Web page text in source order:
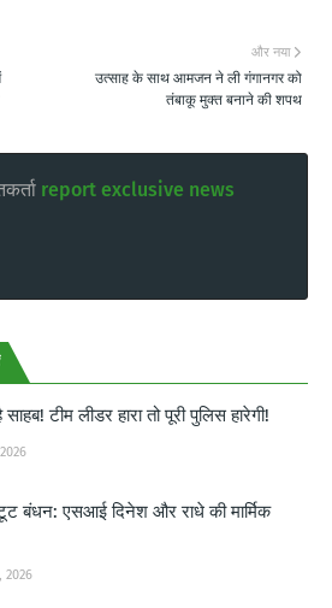
और नया
उत्साह के साथ आमजन ने ली गंगानगर को
तंबाकू मुक्त बनाने की शपथ
report exclusive news
टीम लीडर हारा तो पूरी पुलिस हारेगी!
बंधन: एसआई दिनेश और राधे की मार्मिक
2026